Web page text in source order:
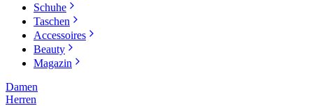
Schuhe
Taschen
Accessoires
Beauty
Magazin
Damen
Herren